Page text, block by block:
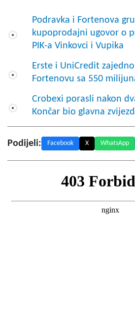
Podravka i Fortenova
kupoprodajni ugovor o
PIK-a Vinkovci i Vupika
Erste i UniCredit
Fortenovu sa 550
Crobexi porasli nakon
Končar bio glavna
Podijeli: Facebook X WhatsApp